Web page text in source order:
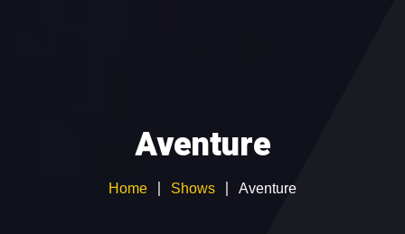
GUIDE D’INSTALLATION
Aventure
Home Shows Aventure